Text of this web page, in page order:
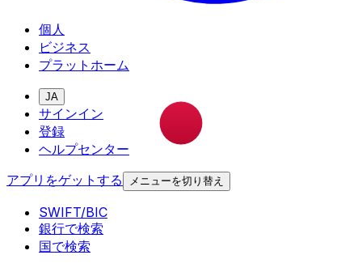
個人
ビジネス
プラットホーム
JA
サインイン
登録
ヘルプセンター
アプリをゲットする
メニューを切り替え
SWIFT/BIC
銀行で検索
国で検索